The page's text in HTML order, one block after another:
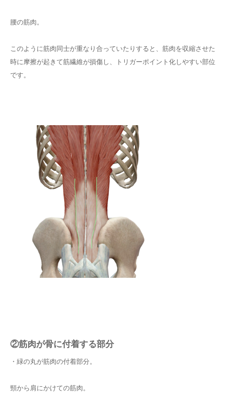
腰の筋肉。
このように筋肉同士が重なり合っていたりすると、筋肉を収縮させた
時に摩擦が起きて筋繊維が損傷し、トリガーポイント化しやすい部位
です。
②筋肉が骨に付着する部分
・緑の丸が筋肉の付着部分。
頸から肩にかけての筋肉。